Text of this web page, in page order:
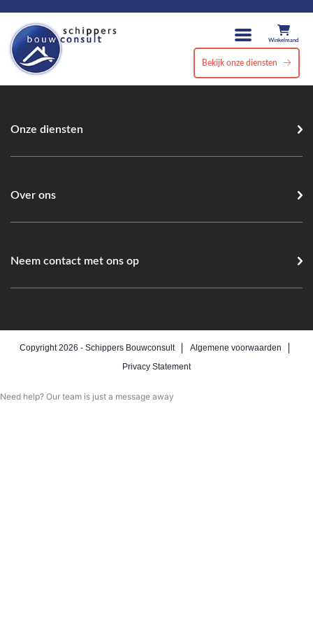
Winkelmand
Bekijk onze diensten
Onze diensten
Over ons
Neem contact met ons op
Copyright 2026 - Schippers Bouwconsult
Algemene voorwaarden
Privacy Statement
Need help? Our team is just a message away